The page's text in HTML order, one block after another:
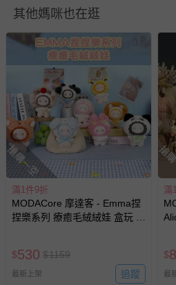
瑕疵退換貨所產生的運費，將由
退貨，您可至『查詢訂單』>『
並點選『我要退貨』即可進行
至媽咪愛LINE@客服ID:
與服務，謝謝。
針對滿件折/滿額贈…等活動，
留商品未達活動門檻，將以原
回。
部分商品依據消費者保護法的規
豫期範圍：
易於腐敗、保存期限較短或
商品、食品等）。
報紙、期刊或雜誌（惟書籍
其他媽咪也在逛
搶購一空
滿1件9折
MODACore 摩達客 - Emma捏
捏樂系列 療癒毛絨絨娃 盒玩 盲
$530 $1159
最新上架 追蹤
搶
滿
$
最